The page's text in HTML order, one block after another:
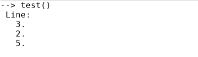
--> test()
Line:
   3.
   2.
   5.